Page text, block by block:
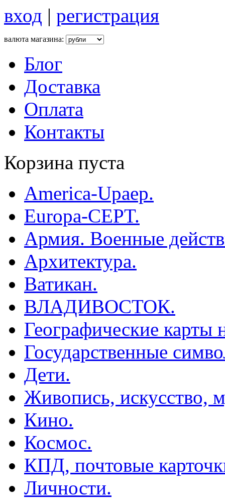
вход | регистрация
валюта магазина:
Блог
Доставка
Оплата
Контакты
Корзина пуста
America-Upaep.
Europa-CEPT.
Армия. Военные
Архитектура.
Ватикан.
ВЛАДИВОСТОК.
Географические карты
Государственные
Дети.
Живопись, искусство,
Кино.
Космос.
КПД, почтовые
Личности.